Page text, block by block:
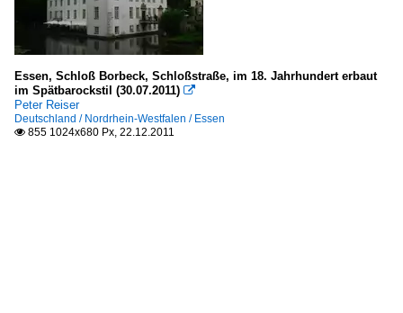
Essen, Schloß Borbeck, Schloßstraße, im 18. Jahrhundert erbaut
im Spätbarockstil (30.07.2011) 
Peter Reiser
Deutschland / Nordrhein-Westfalen / Essen
 855 1024x680 Px, 22.12.2011